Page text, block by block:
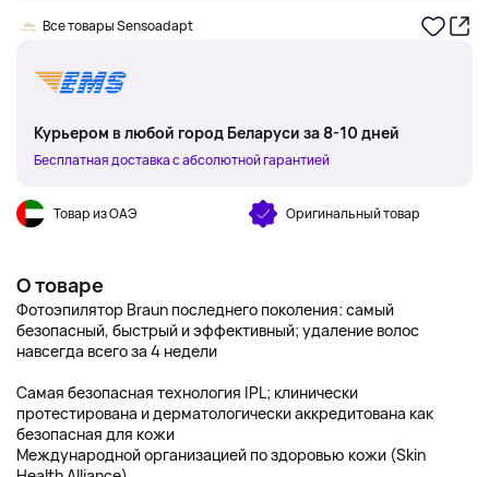
Все товары Sensoadapt
Курьером в любой город Беларуси за 8-10 дней
Бесплатная доставка с абсолютной гарантией
Товар из ОАЭ Оригинальный товар
О товаре
Фотоэпилятор Braun последнего поколения: самый
безопасный, быстрый и эффективный; удаление волос
навсегда всего за 4 недели
Самая безопасная технология IPL; клинически
протестирована и дерматологически аккредитована как
безопасная для кожи
Международной организацией по здоровью кожи (Skin